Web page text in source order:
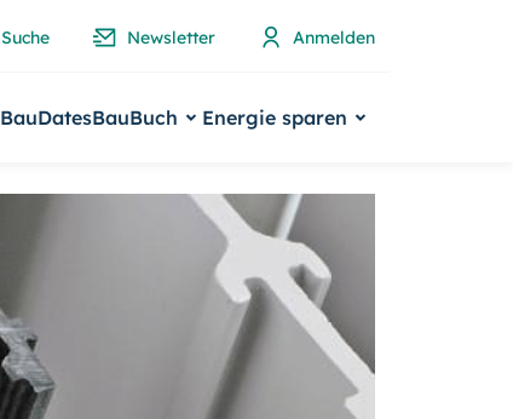
Suche Newsletter Anmelden
BauDatesBauBuch Energie sparen